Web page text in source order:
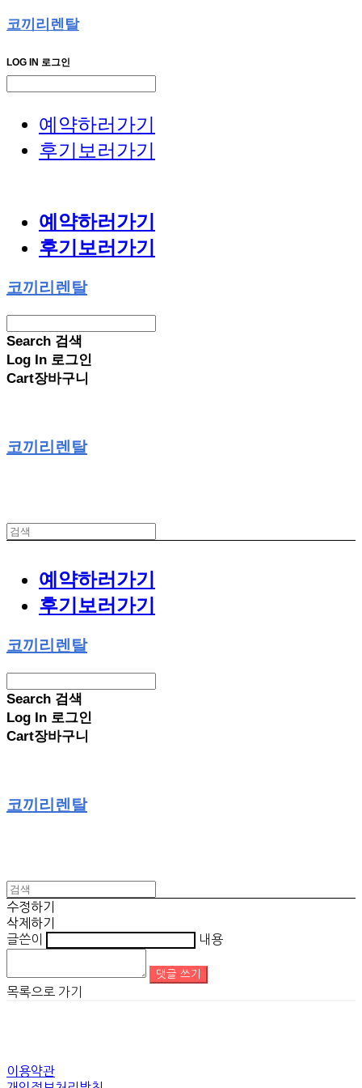
코끼리렌탈
LOG IN 로그인
예약하러가기
후기보러가기
예약하러가기
후기보러가기
코끼리렌탈
Search 검색
Log In 로그인
Cart장바구니
코끼리렌탈
예약하러가기
후기보러가기
코끼리렌탈
Search 검색
Log In 로그인
Cart장바구니
코끼리렌탈
수정하기
삭제하기
글쓴이
내용
댓글 쓰기
목록으로 가기
이용약관